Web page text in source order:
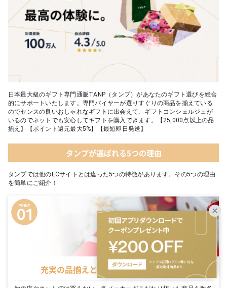
日本最大級のギフト専門通販TANP（タンプ）があなたのギフト選びを総合
的にサポートいたします。専門バイヤーが選りすぐりの商品を揃えている
のでセンスの良いおしゃれなギフトに出会えて、ギフトコンシェルジュが
いるのでネットでも安心してギフトを購入できます。【25,000点以上の品
揃え】【ポイント還元最大5%】【最短即日発送】
タンプが選ばれる5つの理由
タンプでは他のECサイトとは違った5つの特徴があります。その5つの理由
を簡単にご紹介！
充実の品揃えとタンプ限定セットが豊富